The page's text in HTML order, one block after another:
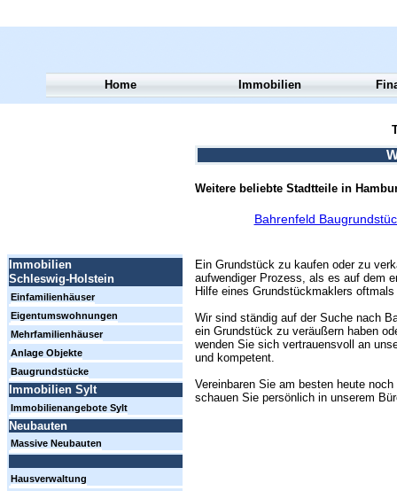
Weitere beliebte Stadtteile in
Bahrenfeld
Ein Grundstück zu kaufen oder zu
aufwendiger Prozess, als es auf dem
Hilfe eines Grundstückmaklers
Wir sind ständig auf der Suche nach
ein Grundstück zu veräußern haben
wenden Sie sich vertrauensvoll an
und kompetent.
Vereinbaren Sie am besten heute
schauen Sie persönlich in unserem
Home Immobilien
Immobilien
Schleswig-Holstein
Einfamilienhäuser
Eigentumswohnungen
Mehrfamilienhäuser
Anlage Objekte
Baugrundstücke
Immobilien Sylt
Immobilienangebote Sylt
Neubauten
Massive Neubauten
Hausverwaltung